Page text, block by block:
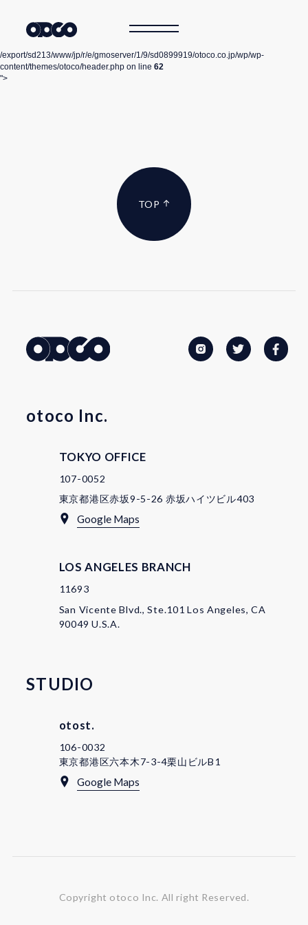
/export/sd213/www/jp/r/e/gmoserver/1/9/sd0899919/otoco.co.jp/wp/wp-
content/themes/otoco/header.php on line 62
">
otoco Inc.
TOKYO OFFICE
107-0052
東京都港区赤坂9-5-26 赤坂ハイツビル403
Google Maps
LOS ANGELES BRANCH
11693
San Vicente Blvd., Ste.101 Los Angeles, CA
90049 U.S.A.
STUDIO
otost.
106-0032
東京都港区六本木7-3-4栗山ビルB1
Google Maps
TOP
Copyright otoco Inc. All right Reserved.